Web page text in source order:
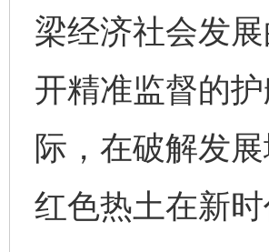
梁经济社会发
开精准监督的
际，在破解发
红色热土在新